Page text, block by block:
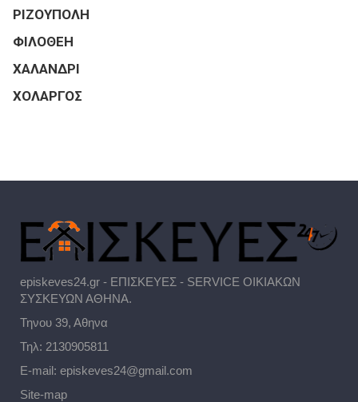
ΡΙΖΟΥΠΟΛΗ
ΦΙΛΟΘΕΗ
ΧΑΛΑΝΔΡΙ
ΧΟΛΑΡΓΟΣ
episkeves24.gr - ΕΠΙΣΚΕΥΕΣ - SERVICE ΟΙΚΙΑΚΩΝ
ΣΥΣΚΕΥΩΝ ΑΘΗΝΑ.
Τηνου 39, Αθηνα
Τηλ: 2130905811
E-mail: episkeves24@gmail.com
Site-map